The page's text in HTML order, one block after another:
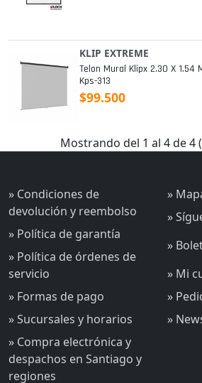
KLIP EXTREME
Telon Mural Klipx 2.30 X
Kps-313
$99.500
Mostrando del 1 al 4 de 4
» Condiciones de
devolución y reembolso
» Política de garantía
» Política de órdenes de
servicio
» Formas de pago
» Sucursales y horarios
» Compra electrónica y
despachos en Santiago y
regiones
»
»
»
» Mi
»
»